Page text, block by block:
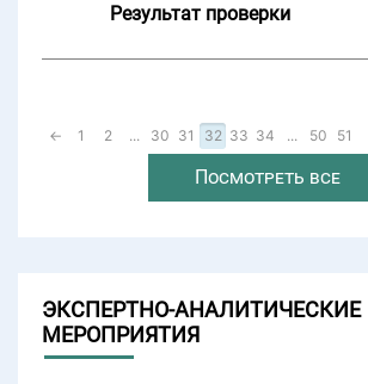
Результат проверки
← 1 2 ... 30 31 32 33 34 ... 50 51
Посмотреть все
ЭКСПЕРТНО-АНАЛИТИЧЕСКИЕ
МЕРОПРИЯТИЯ